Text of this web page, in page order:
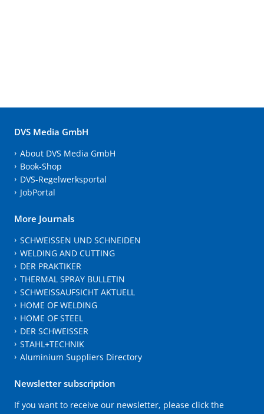
DVS Media GmbH
About DVS Media GmbH
Book-Shop
DVS-Regelwerksportal
JobPortal
More Journals
SCHWEISSEN UND SCHNEIDEN
WELDING AND CUTTING
DER PRAKTIKER
THERMAL SPRAY BULLETIN
SCHWEISSAUFSICHT AKTUELL
HOME OF WELDING
HOME OF STEEL
DER SCHWEISSER
STAHL+TECHNIK
Aluminium Suppliers Directory
Newsletter subscription
If you want to receive our newsletter, please click the